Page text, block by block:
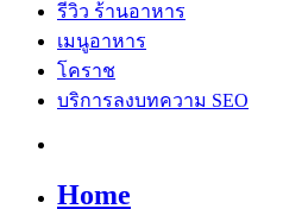
รีวิว ร้านอาหาร
เมนูอาหาร
โคราช
บริการลงบทความ SEO
Home